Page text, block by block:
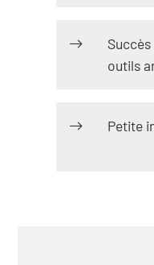
outils
Petite